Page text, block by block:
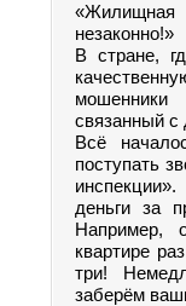
«Жилищная
незаконно!»
В стране,
связанный
Всё
поступать
деньги за
Например,
квартире
три!
заберём